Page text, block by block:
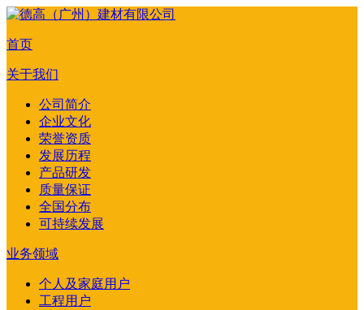
首页
关于我们
公司简介
企业文化
荣誉资质
发展历程
产品研发
质量保证
全国分布
可持续发展
业务领域
个人及家庭用户
工程用户